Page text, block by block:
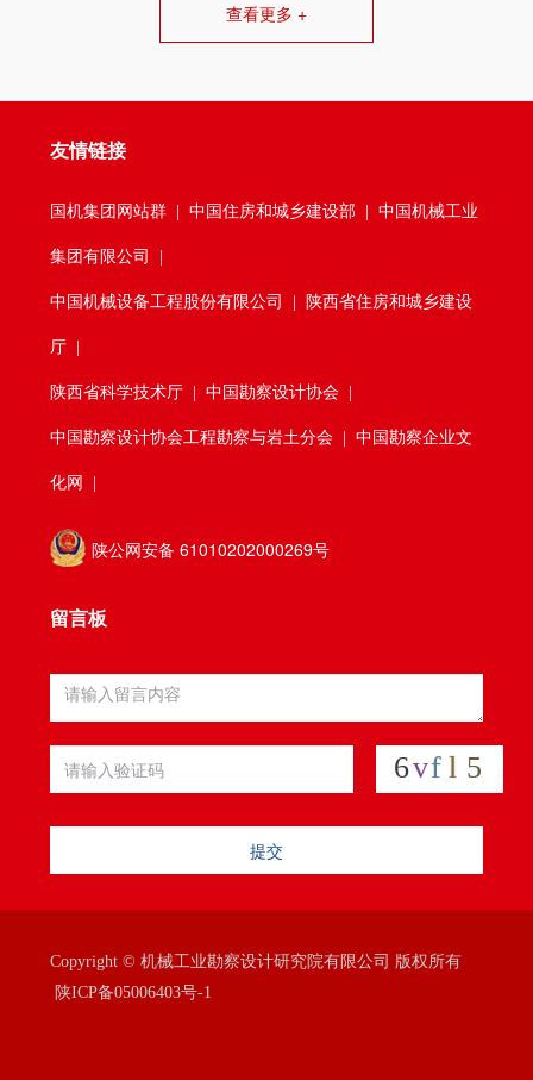
查看更多 +
友情链接
国机集团网站群 | 中国住房和城乡建设部 | 中国机械工业
集团有限公司 |
中国机械设备工程股份有限公司 | 陕西省住房和城乡建设
厅 |
陕西省科学技术厅 |中国勘察设计协会 |
中国勘察设计协会工程勘察与岩土分会 | 中国勘察企业文
化网 |
陕公网安备 61010202000269号
留言板
提交
Copyright © 机械工业勘察设计研究院有限公司 版权所有
陕ICP备05006403号-1